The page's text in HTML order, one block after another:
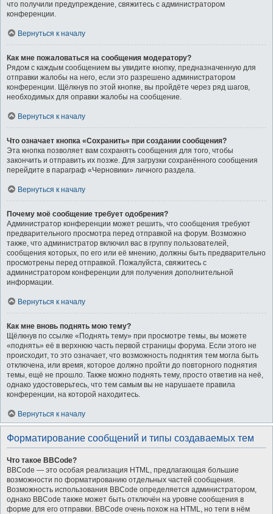
что получили предупреждение, свяжитесь с администратором
конференции.
Вернуться к началу
Как мне пожаловаться на сообщения модератору?
Рядом с каждым сообщением вы увидите кнопку, предназначенную для
отправки жалобы на него, если это разрешено администратором
конференции. Щёлкнув по этой кнопке, вы пройдёте через ряд шагов,
необходимых для оправки жалобы на сообщение.
Вернуться к началу
Что означает кнопка «Сохранить» при создании сообщения?
Эта кнопка позволяет вам сохранять сообщения для того, чтобы
закончить и отправить их позже. Для загрузки сохранённого сообщения
перейдите в параграф «Черновики» личного раздела.
Вернуться к началу
Почему моё сообщение требует одобрения?
Администратор конференции может решить, что сообщения требуют
предварительного просмотра перед отправкой на форум. Возможно
также, что администратор включил вас в группу пользователей,
сообщения которых, по его или её мнению, должны быть предварительно
просмотрены перед отправкой. Пожалуйста, свяжитесь с
администратором конференции для получения дополнительной
информации.
Вернуться к началу
Как мне вновь поднять мою тему?
Щёлкнув по ссылке «Поднять тему» при просмотре темы, вы можете
«поднять» её в верхнюю часть первой страницы форума. Если этого не
происходит, то это означает, что возможность поднятия тем могла быть
отключена, или время, которое должно пройти до повторного поднятия
темы, ещё не прошло. Также можно поднять тему, просто ответив на неё,
однако удостоверьтесь, что тем самым вы не нарушаете правила
конференции, на которой находитесь.
Вернуться к началу
Форматирование сообщений и типы создаваемых тем
Что такое BBCode?
BBCode — это особая реализация HTML, предлагающая большие
возможности по форматированию отдельных частей сообщения.
Возможность использования BBCode определяется администратором,
однако BBCode также может быть отключён на уровне сообщения в
форме для его отправки. BBCode очень похож на HTML, но теги в нём